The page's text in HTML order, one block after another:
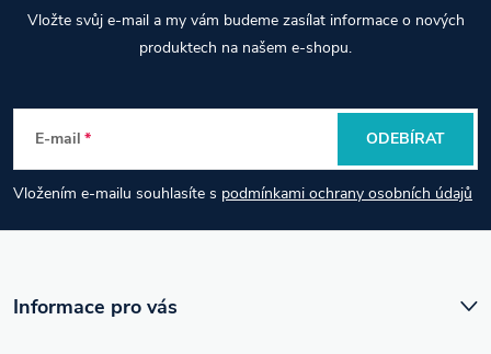
p
a
t
Vložte svůj e-mail a my vám budeme zasílat informace o nových
produktech na našem e-shopu.
E-mail
Vložením e-mailu souhlasíte s podmínkami ochrany osobních údajů
ODEBÍRAT
Informace pro vás